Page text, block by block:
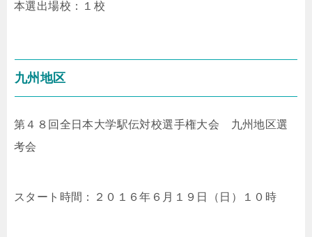
本選出場校：１校
九州地区
第４８回全日本大学駅伝対校選手権大会 九州地区選
考会
スタート時間：２０１６年６月１９日（日）１０時